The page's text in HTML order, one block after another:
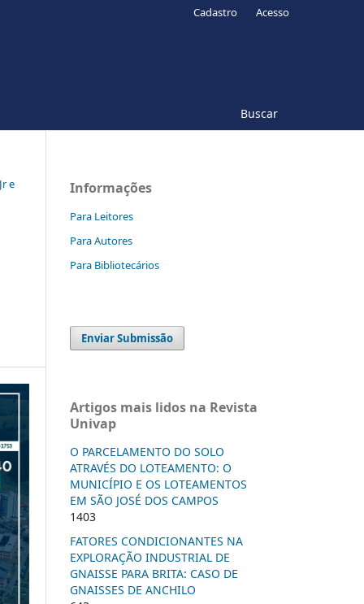
Buscar
Cadastro Acesso
e
Informações
Para Leitores
Para Autores
Para Bibliotecários
Enviar Submissão
Artigos mais lidos na Revista
Univap
O PARCELAMENTO DO SOLO
ATRAVÉS DO LOTEAMENTO: O
MUNICÍPIO E OS LOTEAMENTOS
EM SÃO JOSÉ DOS CAMPOS
1403
FATORES CONDICIONANTES NA
EXPLORAÇÃO INDUSTRIAL DE
GNAISSE PARA BRITA: CASO DE
GNAISSES DE ANCHILO